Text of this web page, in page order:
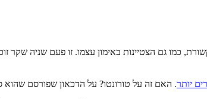
כמו גם הצטיינות באימון עצמו. זו פעם שניה שקר
יותר. האם זה על טורונטו? על הדכאון שפורסם שהוא